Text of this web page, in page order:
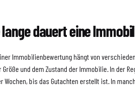
dauert eine
Immobilienbewertung hängt von
und dem Zustand der Immobilie. In der
Wochen, bis das Gutachten erstellt ist. In